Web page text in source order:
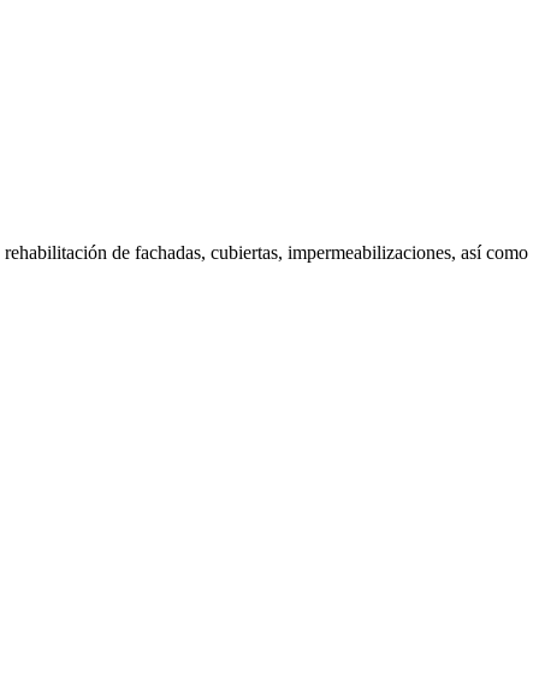
de fachadas, cubiertas, impermeabilizaciones, así como